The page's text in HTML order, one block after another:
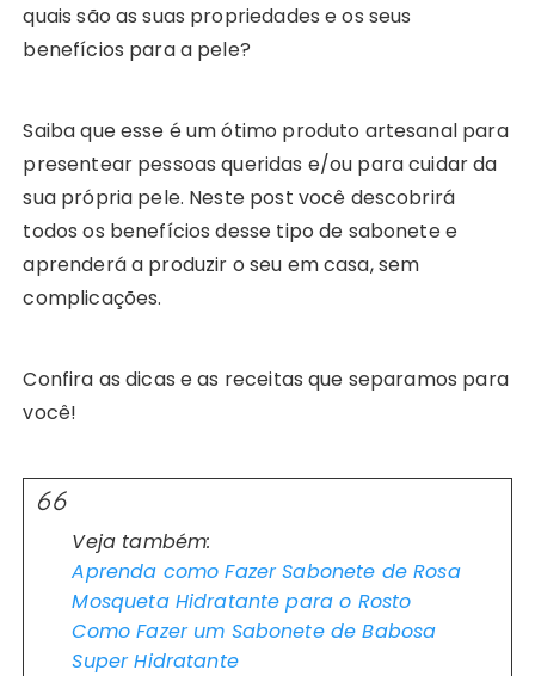
quais são as suas propriedades e os seus
benefícios para a pele?
Saiba que esse é um ótimo produto artesanal para
presentear pessoas queridas e/ou para cuidar da
sua própria pele. Neste post você descobrirá
todos os benefícios desse tipo de sabonete e
aprenderá a produzir o seu em casa, sem
complicações.
Confira as dicas e as receitas que separamos para
você!
Veja também:
Aprenda como Fazer Sabonete de Rosa
Mosqueta Hidratante para o Rosto
Como Fazer um Sabonete de Babosa
Super Hidratante